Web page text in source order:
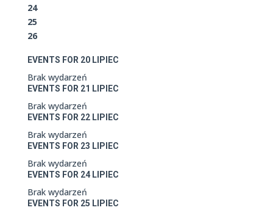
24
25
26
EVENTS FOR 20LIPIEC
Brak wydarzeń
EVENTS FOR 21 LIPIEC
Brak wydarzeń
EVENTS FOR 22LIPIEC
Brak wydarzeń
EVENTS FOR 23 LIPIEC
Brak wydarzeń
EVENTS FOR 24LIPIEC
Brak wydarzeń
EVENTS FOR 25 LIPIEC